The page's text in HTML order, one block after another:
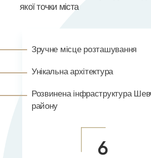
якої точки міста
Зручне місце розташування
Унікальна архітектура
Розвинена інфраструктура
району